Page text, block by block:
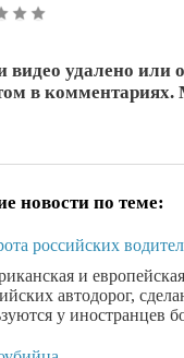
видео удалено или
в комментариях.
новости по теме:
российских
и
автодорог,
у иностранцев